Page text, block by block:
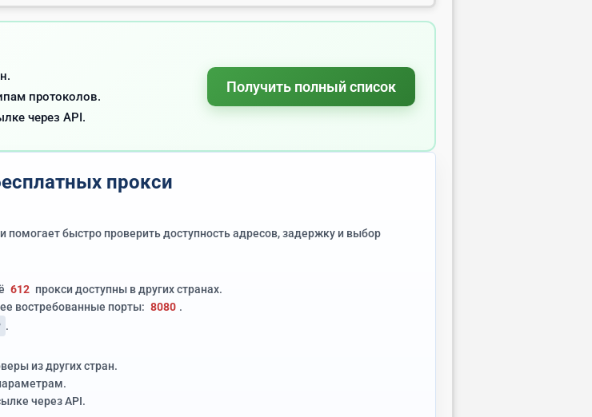
протоколов.
через API.
Получить полный список
прокси
и помогает быстро проверить доступность адресов, задержку и выбор
612 прокси доступны в других странах.
востребованные порты: 8080 .
.
из других стран.
через API.